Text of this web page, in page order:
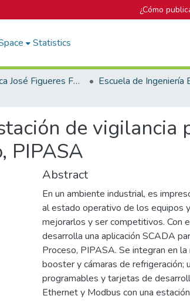
¿Cómo
Statistics
Biblioteca José Figueres Ferrer
de vigilancia
PIPASA
Abstract
En un ambiente industrial, es
al estado operativo de los equipos
mejorarlos y ser competitivos. Con
desarrolla una aplicación SCADA
Proceso, PIPASA. Se integran en
booster y cámaras de
programables y tarjetas de
Ethernet y Modbus con una